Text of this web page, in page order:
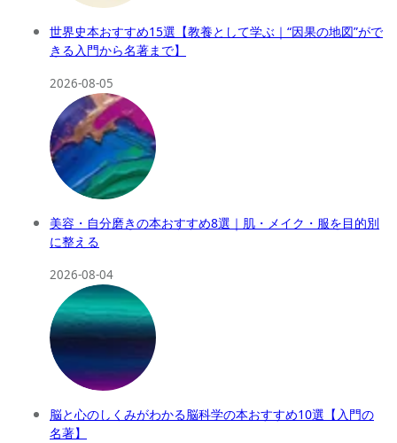
世界史本おすすめ15選【教養として学ぶ｜“因果の地図”がで
きる入門から名著まで】
2026-08-05
美容・自分磨きの本おすすめ8選｜肌・メイク・服を目的別
に整える
2026-08-04
脳と心のしくみがわかる脳科学の本おすすめ10選【入門の
名著】